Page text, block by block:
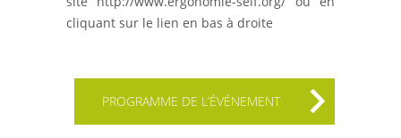
cliquant sur le lien en bas à droite
PROGRAMME DE L’ÉVÉNEMENT